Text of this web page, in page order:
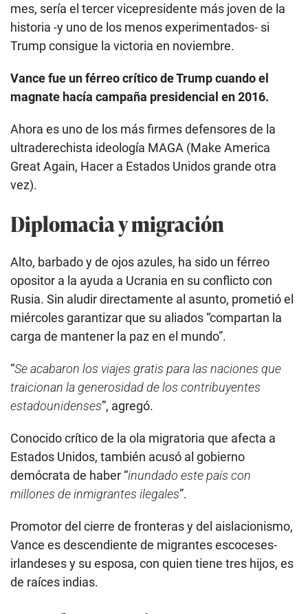
mes, sería el tercer vicepresidente más joven de la
historia -y uno de los menos experimentados- si
Trump consigue la victoria en noviembre.
Vance fue un férreo crítico de Trump cuando el
magnate hacía campaña presidencial en 2016.
Ahora es uno de los más firmes defensores de la
ultraderechista ideología MAGA (Make America
Great Again, Hacer a Estados Unidos grande otra
vez).
Diplomacia y migración
Alto, barbado y de ojos azules, ha sido un férreo
opositor a la ayuda a Ucrania en su conflicto con
Rusia. Sin aludir directamente al asunto, prometió el
miércoles garantizar que su aliados “compartan la
carga de mantener la paz en el mundo”.
“Se acabaron los viajes gratis para las naciones que
traicionan la generosidad de los contribuyentes
estadounidenses”, agregó.
Conocido crítico de la ola migratoria que afecta a
Estados Unidos, también acusó al gobierno
demócrata de haber “inundado este país con
millones de inmigrantes ilegales”.
Promotor del cierre de fronteras y del aislacionismo,
Vance es descendiente de migrantes escoceses-
irlandeses y su esposa, con quien tiene tres hijos, es
de raíces indias.